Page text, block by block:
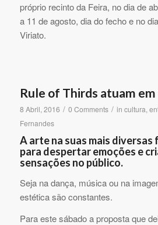
próprio recinto da Feira, no dia de
a 11 de agosto, dia do fecho e no
Viriato.
Rule of Thirds atuam
8 Abril, 2016 / 0 Comments / in cultura,
Fernandes
A arte na suas mais
para despertar emoções e
sensações no público.
Seja na dança, música ou na
estética são constantes.
Para este sábado a proposta que